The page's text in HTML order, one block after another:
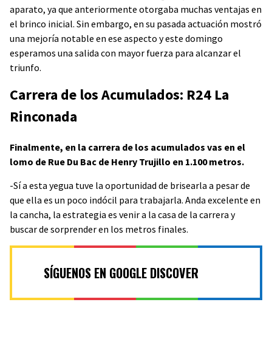
aparato, ya que anteriormente otorgaba muchas ventajas en
el brinco inicial. Sin embargo, en su pasada actuación mostró
una mejoría notable en ese aspecto y este domingo
esperamos una salida con mayor fuerza para alcanzar el
triunfo.
Carrera de los Acumulados: R24 La
Rinconada
Finalmente, en la carrera de los acumulados vas en el
lomo de Rue Du Bac de Henry Trujillo en 1.100 metros.
-Sí a esta yegua tuve la oportunidad de brisearla a pesar de
que ella es un poco indócil para trabajarla. Anda excelente en
la cancha, la estrategia es venir a la casa de la carrera y
buscar de sorprender en los metros finales.
SÍGUENOS EN GOOGLE DISCOVER